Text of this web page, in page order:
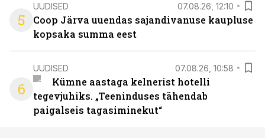
5
UUDISED 07.08.26, 12:10
Coop Järva uuendas sajandivanuse kaupluse
kopsaka summa eest
6
UUDISED 07.08.26, 10:58
Kümne aastaga kelnerist hotelli
tegevjuhiks. „Teeninduses tähendab
paigalseis tagasiminekut“